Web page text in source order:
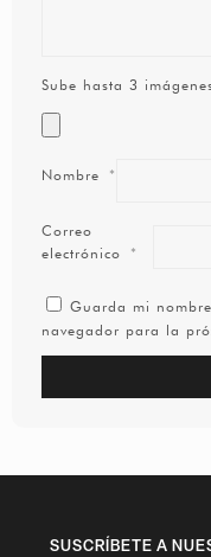
Sube hasta 3
Nombre *
Correo
electrónico *
Guarda mi
navegador para la
SUSCRÍBETE A